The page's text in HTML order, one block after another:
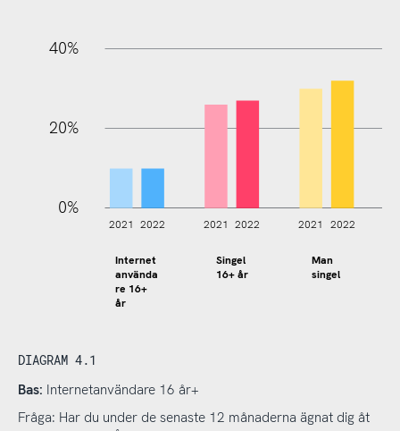
40%
20%
0%
Internet
använda
re 16+
år
Singel
16+ år
Man
singel
2021 2022 2021 2022 2021 2022
DIAGRAM 4.1
Bas: Internetanvändare 16 år+
Fråga: Har du under de senaste 12 månaderna ägnat dig åt